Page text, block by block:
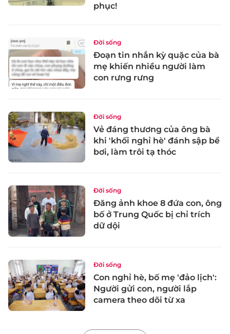
phục!
Đời sống
Đoạn tin nhắn kỳ quặc của bà
mẹ khiến nhiều người làm
con rưng rưng
Đời sống
Vẻ đáng thương của ông bà
khi 'khối nghỉ hè' đánh sập bể
bơi, làm trôi tạ thóc
Đời sống
Đăng ảnh khoe 8 đứa con, ông
bố ở Trung Quốc bị chỉ trích
dữ dội
Đời sống
Con nghỉ hè, bố mẹ 'đảo lịch':
Người gửi con, người lắp
camera theo dõi từ xa